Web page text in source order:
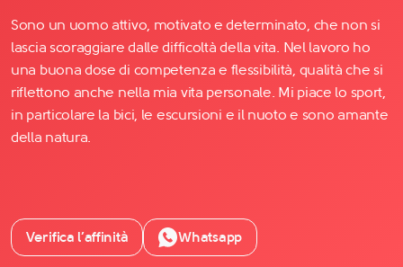
Sono un uomo attivo, motivato e determinato, che non si
lascia scoraggiare dalle difficoltà della vita. Nel lavoro ho
una buona dose di competenza e flessibilità, qualità che si
riflettono anche nella mia vita personale. Mi piace lo sport,
in particolare la bici, le escursioni e il nuoto e sono amante
della natura.
Verifica l’affinità Whatsapp